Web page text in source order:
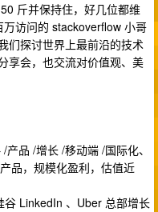
斤并保持住，好几位都维
访问的 stackoverflow 小哥
们探讨世界上最前沿的技术
享会，也交流对价值观、美
品 /增长 /移动端 /国际化、
品，规模化盈利，估值近
LinkedIn 、Uber 总部增长